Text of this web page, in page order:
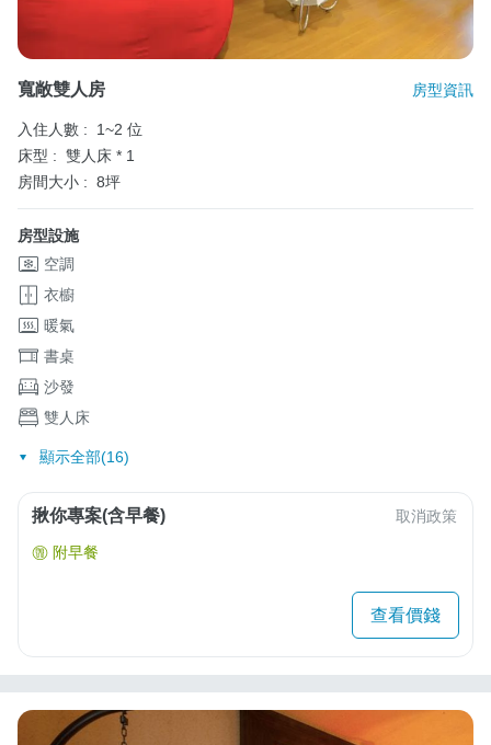
寬敞雙人房 房型資訊
入住人數 :
1~2 位
床型 : 雙人床 * 1
房間大小 : 8坪
房型設施
空調
衣櫥
暖氣
書桌
沙發
雙人床
顯示全部(16)
揪你專案(含早餐) 取消政策
附早餐
查看價錢